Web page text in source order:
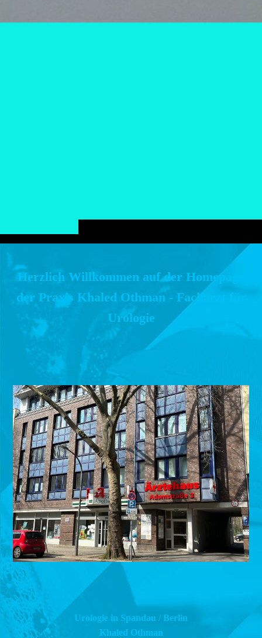
Herzlich Willkommen auf der Homepage
der Praxis Khaled Othman - Facharzt für
Urologie
Urologie in Spandau / Berlin
Khaled Othman